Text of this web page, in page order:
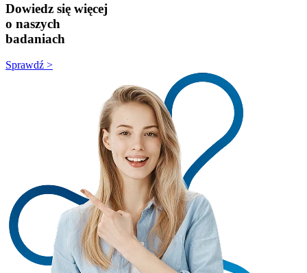
Dowiedz się więcej
o naszych
badaniach
Sprawdź >